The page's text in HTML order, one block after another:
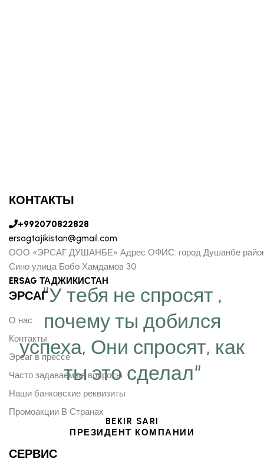
“У тебя не спросят ,
почему ты добился
успеха, Они спросят, как
ты это сделал“
BEKIR SARI
ПРЕЗИДЕНТ КОМПАНИИ
КОНТАКТЫ
+992070822828
ersagtajikistan@gmail.com
ООО «ЭРСАГ ДУШАНБЕ» Адрес ОФИС: город Душанбе
Сино улица Бобо Хамдамов 30
ERSAG ТАДЖИКИСТАН
ЭРСАГ
О нас
Контакты
Эрсаг в прессе
Часто задаваемые вопросы
Наши банковские реквизиты
Промоакции В Странах
СЕРВИС